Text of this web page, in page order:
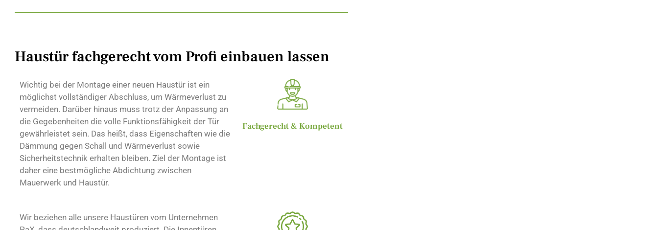
Haustür fachgerecht vom Profi einbauen lassen
Wichtig bei der Montage einer neuen Haustür ist ein
möglichst vollständiger Abschluss, um Wärmeverlust zu
vermeiden. Darüber hinaus muss trotz der Anpassung an
die Gegebenheiten die volle Funktionsfähigkeit der Tür
gewährleistet sein. Das heißt, dass Eigenschaften wie die
Dämmung gegen Schall und Wärmeverlust sowie
Sicherheitstechnik erhalten bleiben. Ziel der Montage ist
daher eine bestmögliche Abdichtung zwischen
Mauerwerk und Haustür.
Fachgerecht & Kompetent
Wir beziehen alle unsere Haustüren vom Unternehmen